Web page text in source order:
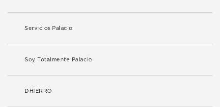
Servicios Palacio
Soy Totalmente Palacio
DHIERRO